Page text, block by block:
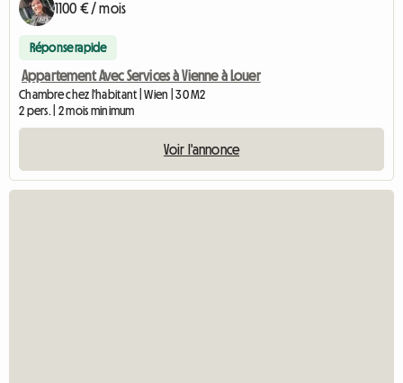
1100 € / mois
Réponse rapide
Appartement Avec Services à Vienne à Louer
Chambre chez l'habitant | Wien | 30 M2
2 pers. | 2 mois minimum
Voir l'annonce